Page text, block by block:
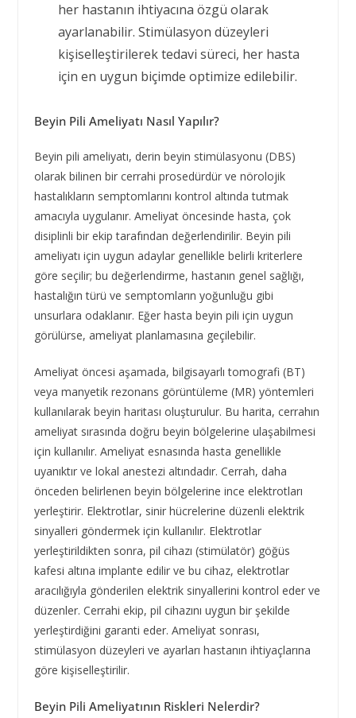
her hastanın ihtiyacına özgü olarak
ayarlanabilir. Stimülasyon düzeyleri
kişiselleştirilerek tedavi süreci, her hasta
için en uygun biçimde optimize edilebilir.
Beyin Pili Ameliyatı Nasıl Yapılır?
Beyin pili ameliyatı, derin beyin stimülasyonu (DBS)
olarak bilinen bir cerrahi prosedürdür ve nörolojik
hastalıkların semptomlarını kontrol altında tutmak
amacıyla uygulanır. Ameliyat öncesinde hasta, çok
disiplinli bir ekip tarafından değerlendirilir. Beyin pili
ameliyatı için uygun adaylar genellikle belirli kriterlere
göre seçilir; bu değerlendirme, hastanın genel sağlığı,
hastalığın türü ve semptomların yoğunluğu gibi
unsurlara odaklanır. Eğer hasta beyin pili için uygun
görülürse, ameliyat planlamasına geçilebilir.
Ameliyat öncesi aşamada, bilgisayarlı tomografi (BT)
veya manyetik rezonans görüntüleme (MR) yöntemleri
kullanılarak beyin haritası oluşturulur. Bu harita, cerrahın
ameliyat sırasında doğru beyin bölgelerine ulaşabilmesi
için kullanılır. Ameliyat esnasında hasta genellikle
uyanıktır ve lokal anestezi altındadır. Cerrah, daha
önceden belirlenen beyin bölgelerine ince elektrotları
yerleştirir. Elektrotlar, sinir hücrelerine düzenli elektrik
sinyalleri göndermek için kullanılır. Elektrotlar
yerleştirildikten sonra, pil cihazı (stimülatör) göğüs
kafesi altına implante edilir ve bu cihaz, elektrotlar
aracılığıyla gönderilen elektrik sinyallerini kontrol eder ve
düzenler. Cerrahi ekip, pil cihazını uygun bir şekilde
yerleştirdiğini garanti eder. Ameliyat sonrası,
stimülasyon düzeyleri ve ayarları hastanın ihtiyaçlarına
göre kişiselleştirilir.
Beyin Pili Ameliyatının Riskleri Nelerdir?